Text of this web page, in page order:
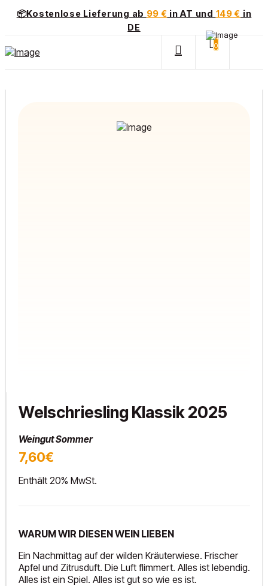
📦Kostenlose Lieferung ab 99 € in AT und 149 € in
DE
0
Welschriesling Klassik 2025
Weingut Sommer
7,60€
Enthält 20% MwSt.
WARUM WIR DIESEN WEIN LIEBEN
Ein Nachmittag auf der wilden Kräuterwiese. Frischer
Apfel und Zitrusduft. Die Luft flimmert. Alles ist lebendig.
Alles ist ein Spiel. Alles ist gut so wie es ist.